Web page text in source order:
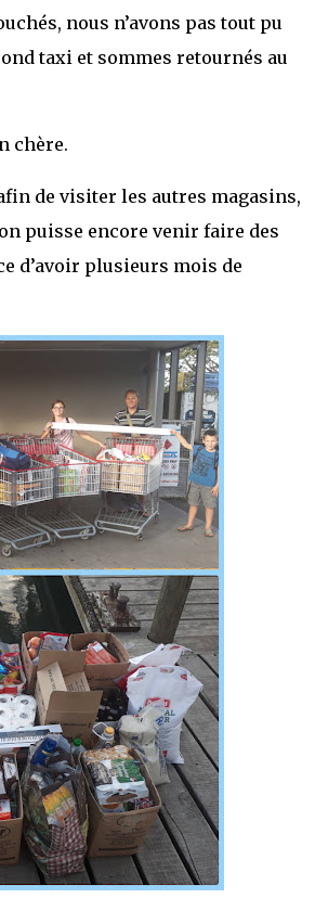
nous n’avons pas tout pu
taxi et sommes retournés au
chère.
de visiter les autres magasins,
puisse encore venir faire des
d’avoir plusieurs mois de